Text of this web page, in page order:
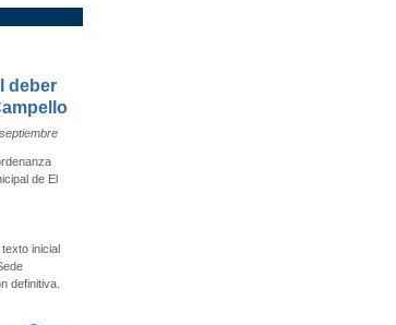
deber
de El
inicial
definitiva.